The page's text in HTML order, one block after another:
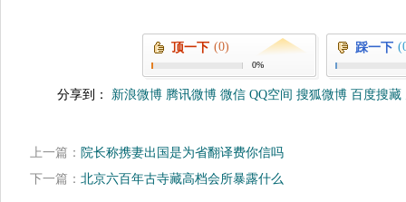
顶一下 (0)
0%
踩一下
分享到： 新浪微博 腾讯微博 微信 QQ空间 搜狐微博 百度搜藏
上一篇： 院长称携妻出国是为省翻译费你信吗
下一篇： 北京六百年古寺藏高档会所暴露什么